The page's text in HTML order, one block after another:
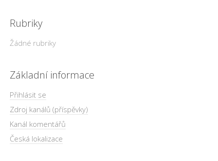
Rubriky
Žádné rubriky
Základní informace
Přihlásit se
Zdroj kanálů (příspěvky)
Kanál komentářů
Česká lokalizace